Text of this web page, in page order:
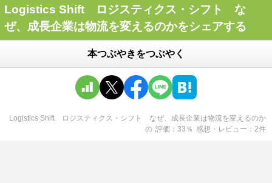
Logistics Shift ロジスティクス・シフト な
ぜ、成長企業は物流を変えるのかをシェアする
本つぶやきをつぶやく
Logistics Shift ロジスティクス・シフト なぜ、成長企業は物流を変えるのか
の 評価 33 ％ 感想・レビュー 2件